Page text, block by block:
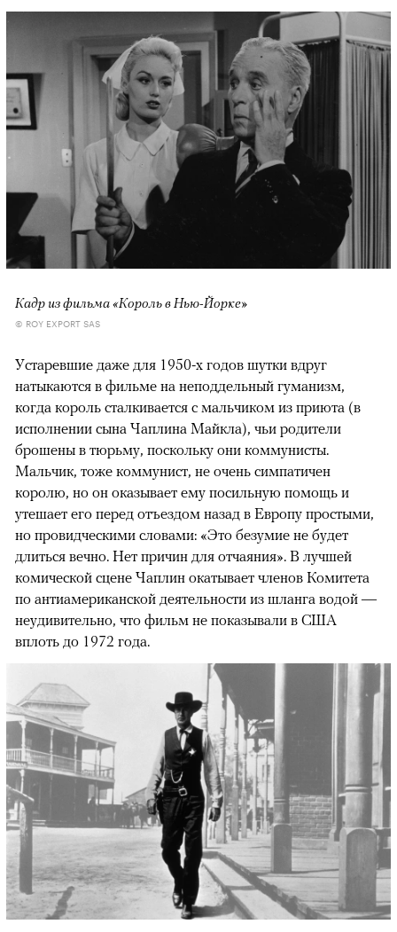
Кадр из фильма «Король в Нью-Йорке»
© ROY EXPORT SAS
Устаревшие даже для 1950-х годов шутки вдруг
натыкаются в фильме на неподдельный гуманизм,
когда король сталкивается с мальчиком из приюта (в
исполнении сына Чаплина Майкла), чьи родители
брошены в тюрьму, поскольку они коммунисты.
Мальчик, тоже коммунист, не очень симпатичен
королю, но он оказывает ему посильную помощь и
утешает его перед отъездом назад в Европу простыми,
но провидческими словами: «Это безумие не будет
длиться вечно. Нет причин для отчаяния». В лучшей
комической сцене Чаплин окатывает членов Комитета
по антиамериканской деятельности из шланга водой —
неудивительно, что фильм не показывали в США
вплоть до 1972 года.